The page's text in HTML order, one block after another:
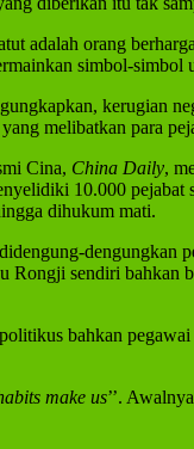
adalah orang
simbol-
kerugian
melibatkan para
Cina, China Daily,
10.000
dihukum mati.
sendiri
bahkan
make us’’.